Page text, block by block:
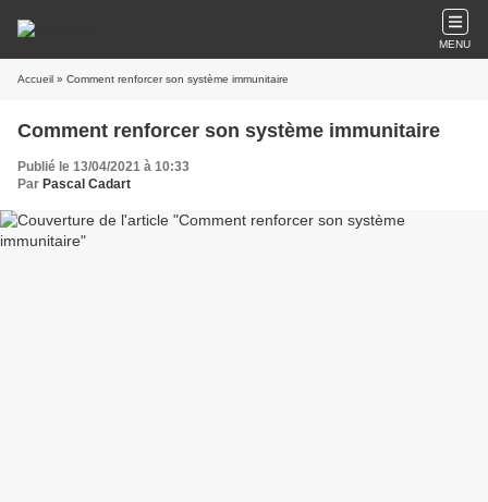
MENU
Accueil » Comment renforcer son système immunitaire
Comment renforcer son système immunitaire
Publié le 13/04/2021 à 10:33
Par Pascal Cadart